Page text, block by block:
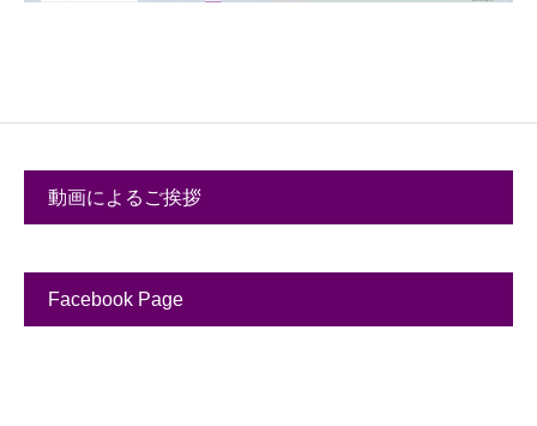
動画によるご挨拶
Facebook Page